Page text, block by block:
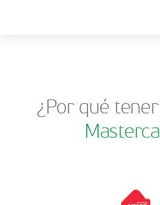
¿Por qué